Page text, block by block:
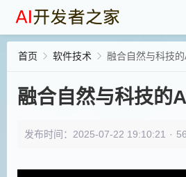
首页 软件技术 融合自然与科技
融合自然与科技的
发布时间：2025-07-22 19:10:21 ·